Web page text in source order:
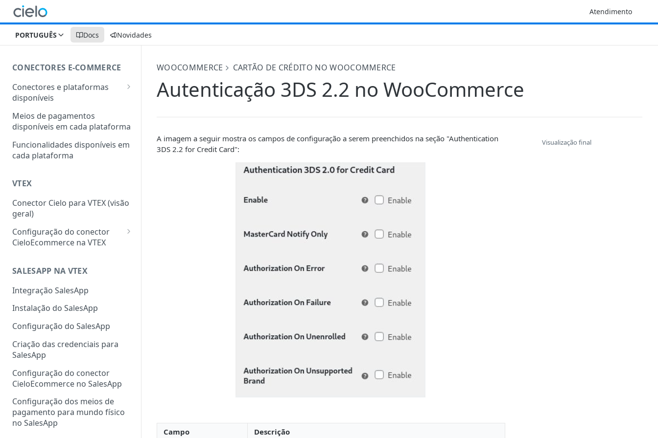
Atendimento
PORTUGUÊS Docs Novidades
CONECTORES E-COMMERCE
Conectores e plataformas
disponíveis
Outras plataformas também
conectadas com a Cielo
Meios de pagamentos
disponíveis em cada plataforma
Funcionalidades disponíveis em
cada plataforma
VTEX
Conector Cielo para VTEX (visão
geral)
Configuração do conector
CieloEcommerce na VTEX
Configuração de cartão de
digitais
Configuração de pagamentos
customizados
Funcionalidades
Configuração da
ClearSale na VTEX
Configuração do Fingerprint
Cybersource na VTEX
Cadastro de sellers para Split
de Pagamento
SALESAPP NA VTEX
Integração SalesApp
Instalação do SalesApp
Configuração do SalesApp
Criação das credenciais para
SalesApp
Configuração do conector
CieloEcommerce no SalesApp
Configuração dos meios de
pagamento para mundo físico
no SalesApp
WOOCOMMERCE CARTÃO DE CRÉDITO NO WOOCOMMERCE
Autenticação 3DS 2.2 no WooCommerce
A imagem a seguir mostra os campos de configuração a serem preenchidos na seção "Authentication
3DS 2.2 for Credit Card":
Campo Descrição
Visualização final